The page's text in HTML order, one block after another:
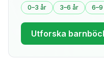
0–3 år 3–6 år
Utforska